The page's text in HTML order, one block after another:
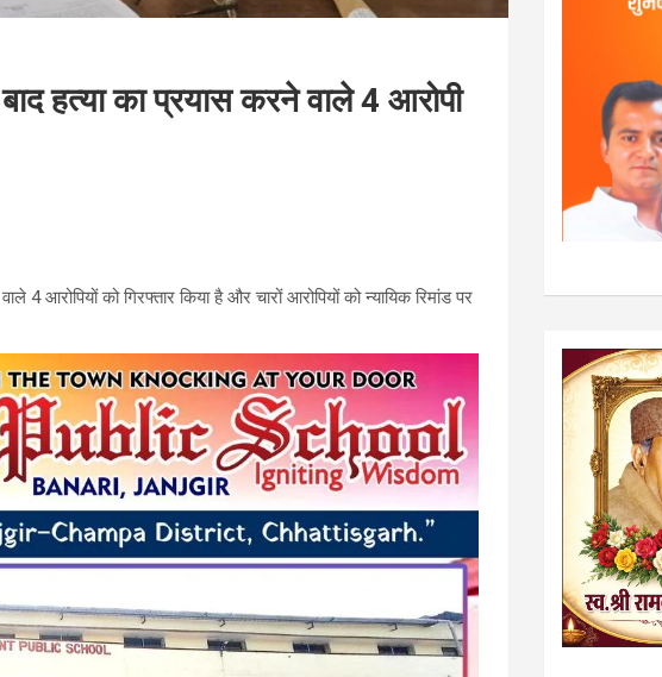
हत्या का प्रयास करने वाले 4 आरोपी
4 आरोपियों को गिरफ्तार किया है और चारों आरोपियों को न्यायिक रिमांड पर